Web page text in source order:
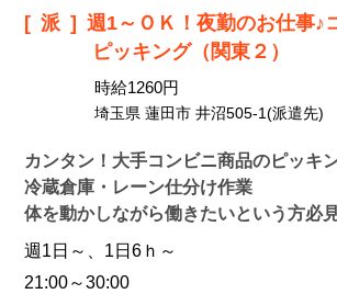
[派]週1～ＯＫ！夜勤のお仕事♪
ピッキング（関東２）
時給1260円
埼玉県 蓮田市 井沼505-1(派遣先)
カンタン！大手コンビニ商品のピッキ
冷蔵倉庫・レーン仕分け作業
体を動かしながら働きたいという方必
週1日～、1日6ｈ～
21:00～30:00